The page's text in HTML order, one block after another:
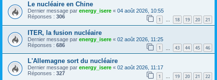
Le nucléaire en Chine
Dernier message par energy_isere « 04 août 2026, 10:55
Réponses : 306 1 … 18 19 20 21
ITER, la fusion nucléaire
Dernier message par energy_isere « 02 août 2026, 11:25
Réponses : 686 1 43 44 45 46
L'Allemagne sort du nucléaire
Dernier message par energy_isere « 02 août 2026, 11:17
Réponses : 327 1 … 19 20 21 22